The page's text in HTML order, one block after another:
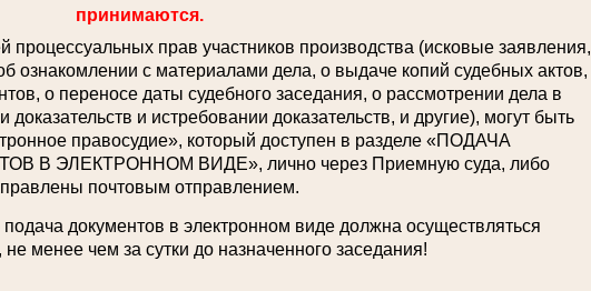
принимаются.
прав участников производства (исковые заявления,
ознакомлении с материалами дела, о выдаче копий судебных актов,
о переносе даты судебного заседания, о рассмотрении дела в
и истребовании доказательств, и другие), могут быть
правосудие», который доступен в разделе «ПОДАЧА
В ЭЛЕКТРОННОМ ВИДЕ», лично через Приемную суда, либо
почтовым отправлением.
документов в электронном виде должна осуществляться
менее чем за сутки до назначенного заседания!